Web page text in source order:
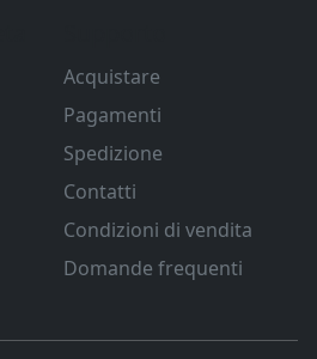
Acquistare
Pagamenti
Spedizione
Contatti
Condizioni di vendita
Domande frequenti